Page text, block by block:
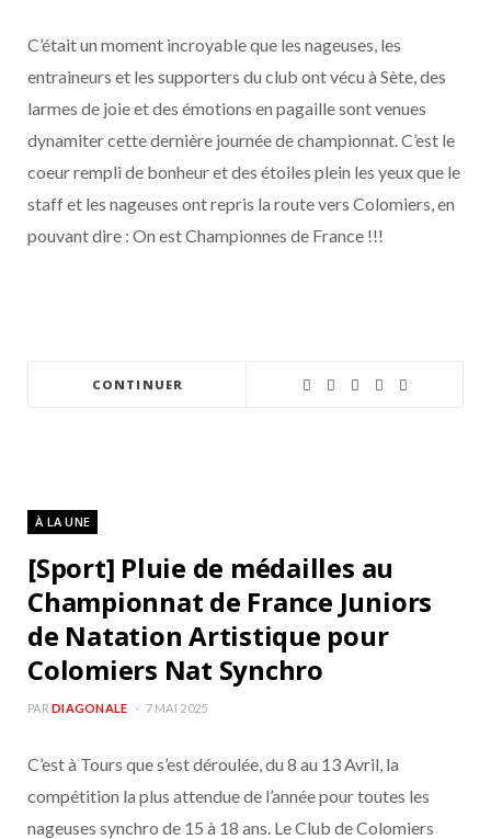
C’était un moment incroyable que les nageuses, les
entraineurs et les supporters du club ont vécu à Sète, des
larmes de joie et des émotions en pagaille sont venues
dynamiter cette dernière journée de championnat. C’est le
coeur rempli de bonheur et des étoiles plein les yeux que le
staff et les nageuses ont repris la route vers Colomiers, en
pouvant dire : On est Championnes de France !!!
CONTINUER
À LA UNE
[Sport] Pluie de médailles au
Championnat de France Juniors
de Natation Artistique pour
Colomiers Nat Synchro
PAR DIAGONALE 7 MAI 2025
C’est à Tours que s’est déroulée, du 8 au 13 Avril, la
compétition la plus attendue de l’année pour toutes les
nageuses synchro de 15 à 18 ans. Le Club de Colomiers